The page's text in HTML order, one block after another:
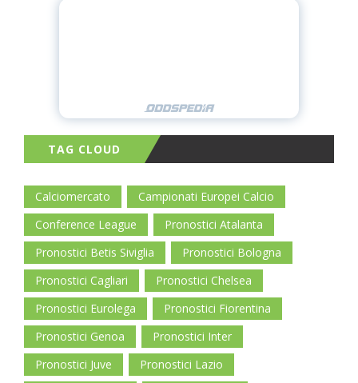
TAG CLOUD
Calciomercato
Campionati Europei Calcio
Conference League
Pronostici Atalanta
Pronostici Betis Siviglia
Pronostici Bologna
Pronostici Cagliari
Pronostici Chelsea
Pronostici Eurolega
Pronostici Fiorentina
Pronostici Genoa
Pronostici Inter
Pronostici Juve
Pronostici Lazio